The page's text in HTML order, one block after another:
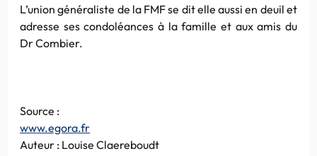
L’union généraliste de la FMF se dit elle aussi en deuil et
adresse ses condoléances à la famille et aux amis du
Dr Combier.
Source :
www.egora.fr
Auteur : Louise Claereboudt